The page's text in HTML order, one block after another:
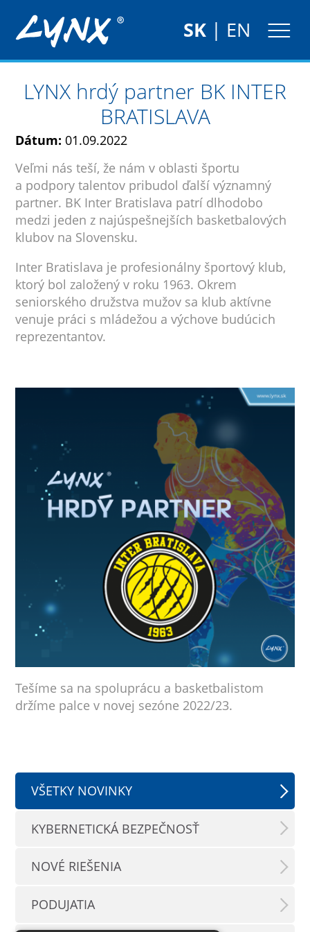
SK| EN
LYNX hrdý partner BK INTER
BRATISLAVA
Dátum: 01.09.2022
Veľmi nás teší, že nám v oblasti športu
a podpory talentov pribudol ďalší významný
partner. BK Inter Bratislava patrí dlhodobo
medzi jeden z najúspešnejších basketbalových
klubov na Slovensku.
Inter Bratislava je profesionálny športový klub,
ktorý bol založený v roku 1963. Okrem
seniorského družstva mužov sa klub aktívne
venuje práci s mládežou a výchove budúcich
reprezentantov.
Tešíme sa na spoluprácu a basketbalistom
držíme palce v novej sezóne 2022/23.
VŠETKY NOVINKY
KYBERNETICKÁ BEZPEČNOSŤ
NOVÉ RIEŠENIA
PODUJATIA